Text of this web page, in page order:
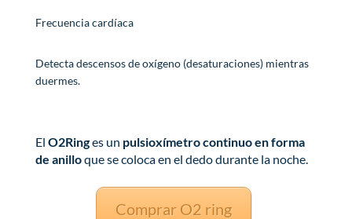
Frecuencia cardíaca
Detecta descensos de oxígeno (desaturaciones) mientras
duermes.
El O2Ringes un pulsioxímetro continuo en forma
de anilloque se coloca en el dedo durante la noche.
Comprar O2 ring